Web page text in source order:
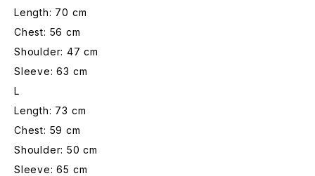
Length: 70 cm
Chest: 56 cm
Shoulder: 47 cm
Sleeve: 63 cm
L
Length: 73 cm
Chest: 59 cm
Shoulder: 50 cm
Sleeve: 65 cm